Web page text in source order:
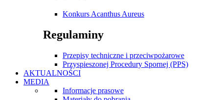
Konkurs Acanthus Aureus
Regulaminy
Przepisy techniczne i przeciwpożarowe
Przyspieszonej Procedury Spornej (PPS)
AKTUALNOŚCI
MEDIA
Informacje prasowe